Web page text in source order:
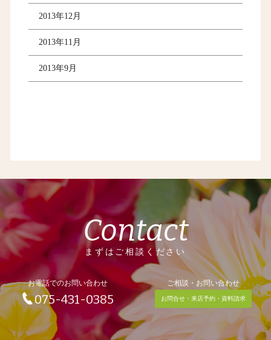
2013年12月
2013年11月
2013年9月
Contact
まずはご相談ください
お電話でのお問い合わせ
075-431-0385
ご相談・お問い合わせ
お問合せ・来店予約・資料請求